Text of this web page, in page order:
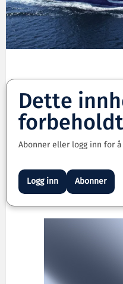
Dette
Abonner eller logg inn for
Logg inn Abonner